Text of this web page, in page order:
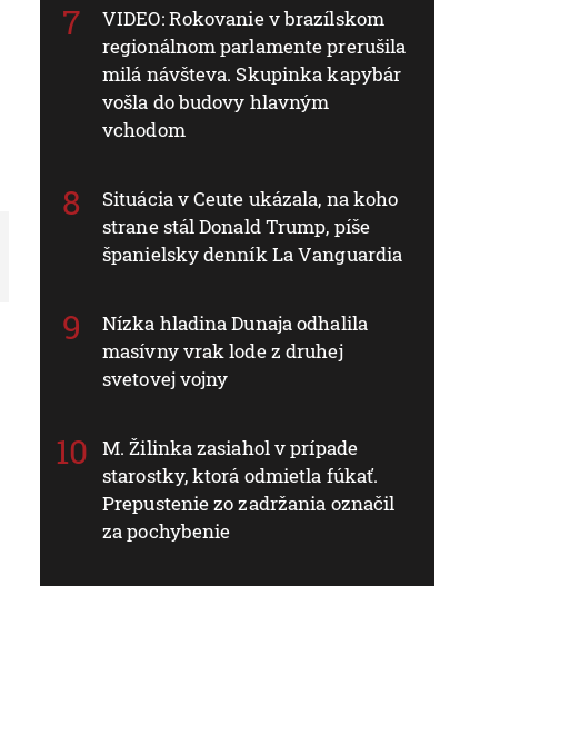
VIDEO: Rokovanie v brazílskom
regionálnom parlamente prerušila
milá návšteva. Skupinka kapybár
vošla do budovy hlavným
vchodom
Situácia v Ceute ukázala, na koho
strane stál Donald Trump, píše
španielsky denník La Vanguardia
Nízka hladina Dunaja odhalila
masívny vrak lode z druhej
svetovej vojny
M. Žilinka zasiahol v prípade
starostky, ktorá odmietla fúkať.
Prepustenie zo zadržania označil
za pochybenie